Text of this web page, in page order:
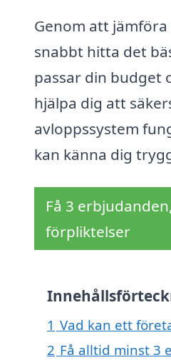
Genom att
snabbt hitta det
passar din budget
hjälpa dig att
avloppssystem
kan känna dig
Få 3
förpliktelser
1 Vad kan ett
2 Få alltid minst 3